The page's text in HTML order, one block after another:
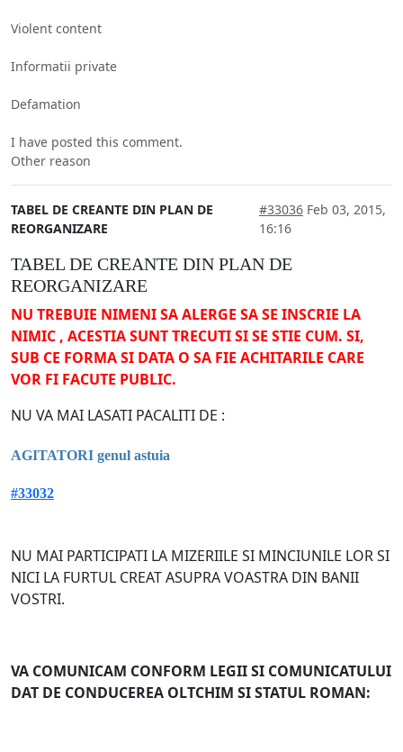
Violent content
Informatii private
Defamation
I have posted this comment.
Other reason
TABEL DE CREANTE DIN PLAN DE
REORGANIZARE
#33036Feb 03, 2015,
16:16
TABEL DE CREANTE DIN PLAN DE
REORGANIZARE
NU TREBUIE NIMENI SA ALERGE SA SE INSCRIE LA
NIMIC , ACESTIA SUNT TRECUTI SI SE STIE CUM. SI,
SUB CE FORMA SI DATA O SA FIE ACHITARILE CARE
VOR FI FACUTE PUBLIC.
NU VA MAI LASATI PACALITI DE :
AGITATORI genul astuia
#33032
NU MAI PARTICIPATI LA MIZERIILE SI MINCIUNILE LOR SI
NICI LA FURTUL CREAT ASUPRA VOASTRA DIN BANII
VOSTRI.
VA COMUNICAM CONFORM LEGII SI COMUNICATULUI
DAT DE CONDUCEREA OLTCHIM SI STATUL ROMAN: